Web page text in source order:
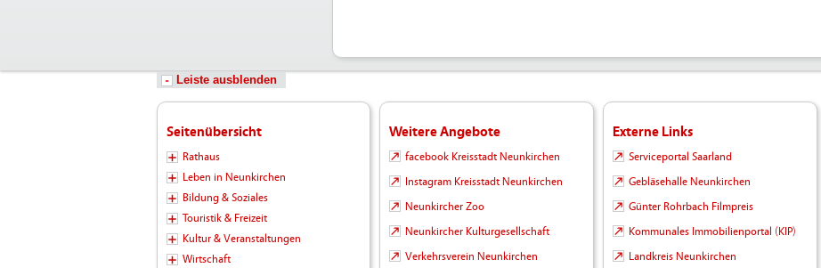
Leiste ausblenden
Seitenübersicht
Rathaus
Leben in Neunkirchen
Bildung & Soziales
Touristik & Freizeit
Kultur & Veranstaltungen
Wirtschaft
Weitere Angebote
facebook Kreisstadt Neunkirchen
Instagram Kreisstadt Neunkirchen
Neunkircher Zoo
Neunkircher Kulturgesellschaft
Verkehrsverein Neunkirchen
Externe Links
Serviceportal Saarland
Gebläsehalle Neunkirchen
Günter Rohrbach Filmpreis
Kommunales Immobilienportal (KIP)
Landkreis Neunkirchen